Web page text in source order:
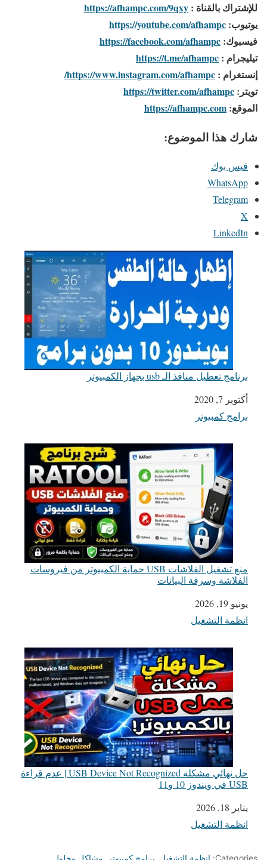
للإشتراك بالقناة : https://afhampc.com/9qxy
يوتيوب: https://youtube.com/afhampc
فيسبوك: https://facebook.com/afhampc
تيليجرام : https://t.me/afhampc
إنستغرام : https://www.instagram.com/afhampc/
تويتر: https://twitter.com/afhampc
الموقع: https://afhampc.com
شارك هذا الموضوع:
فيس بوك
WhatsApp
Telegram
X
LinkedIn
برنامج تعطيل منافذ الـ usb بجهاز الكمبيوتر
التاريخ
أكتوبر 7, 2020
في ما يتعلق بما يأتي
برامج كمبيوتر
منع تشغيل الفلاشات USB حماية الكمبيوتر من فيروسات
الفلاشة وسرقة البيانات
التاريخ
يونيو 19, 2026
في ما يتعلق بما يأتي
انظمة التشغيل
حل نهائي مشكلة USB Device Not Recognized | عدم قراءة
USB في ويندوز 10 و11
التاريخ
يناير 18, 2026
في ما يتعلق بما يأتي
انظمة التشغيل